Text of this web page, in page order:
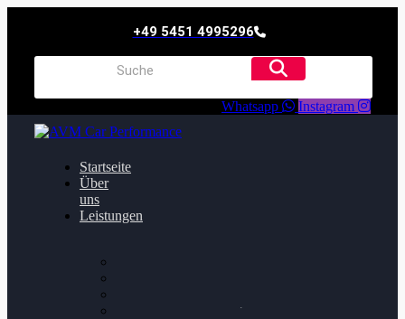
+49 5451 4995296
Whatsapp Instagram
Startseite
Über
uns
Leistungen
Getriebeoptimierung